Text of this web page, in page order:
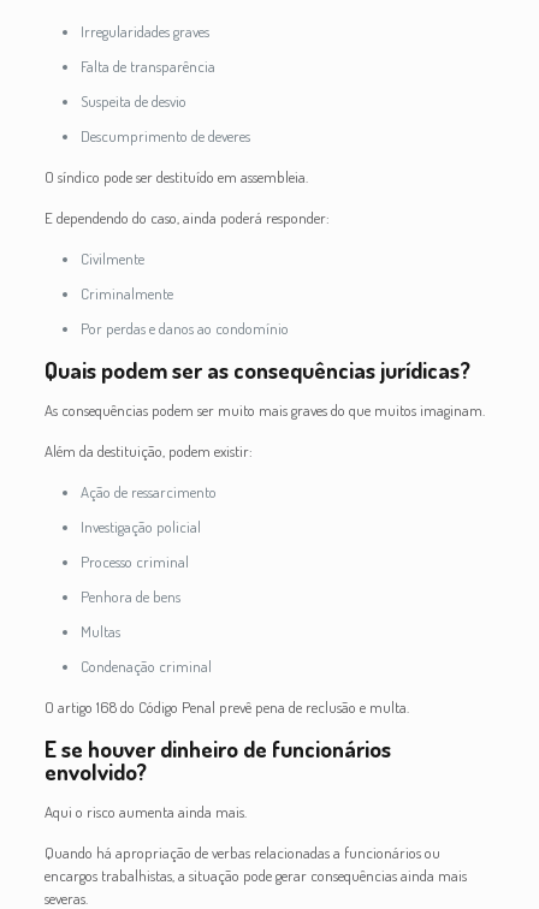
Irregularidades graves
Falta de transparência
Suspeita de desvio
Descumprimento de deveres
O síndico pode ser destituído em assembleia.
E dependendo do caso, ainda poderá responder:
Civilmente
Criminalmente
Por perdas e danos ao condomínio
Quais podem ser as consequências jurídicas?
As consequências podem ser muito mais graves do que muitos imaginam.
Além da destituição, podem existir:
Ação de ressarcimento
Investigação policial
Processo criminal
Penhora de bens
Multas
Condenação criminal
O artigo 168 do Código Penal prevê pena de reclusão e multa.
E se houver dinheiro de funcionários
envolvido?
Aqui o risco aumenta ainda mais.
Quando há apropriação de verbas relacionadas a funcionários ou
encargos trabalhistas, a situação pode gerar consequências ainda mais
severas.